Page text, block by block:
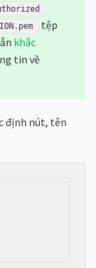
tệp
khắc
tin về
định nút, tên